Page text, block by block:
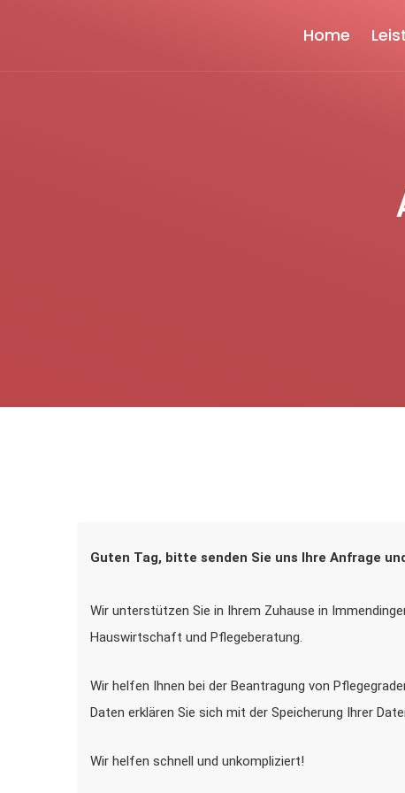
Home
Guten Tag, bitte senden Sie uns Ihre Anfrage
Wir unterstützen Sie in Ihrem Zuhause in
Hauswirtschaft und Pflegeberatung.
Wir helfen Ihnen bei der Beantragung von
Daten erklären Sie sich mit der Speicherung Ihrer
Wir helfen schnell und unkompliziert!